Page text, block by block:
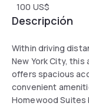
100 US$
Descripción
Within driving
New York City,
offers spacious
convenient
Homewood Suites